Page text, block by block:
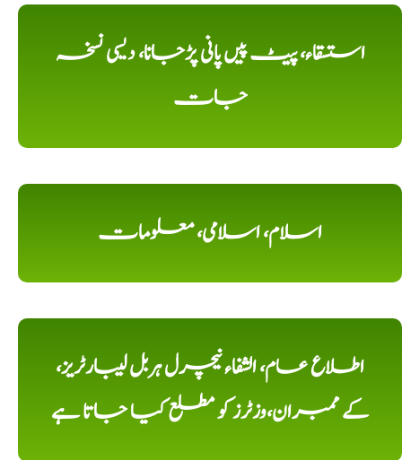
استسقاء، پیٹ پیں پانی پڑجانا، دیسی نسخہ
جات
اسلام، اسلامی، معلومات
اطلاع عام، الشفاء نیچرل ہربل لیبارٹریز،
کے ممبران،وزٹرز کو مطلع کیا جاتا ہے